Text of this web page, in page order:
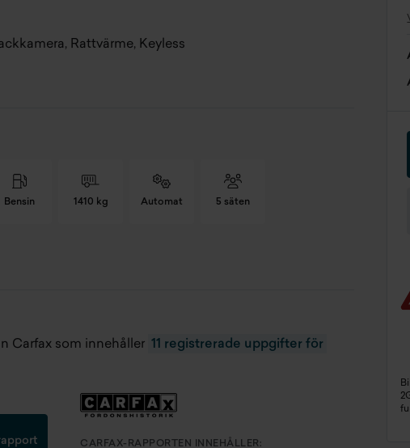
Rattvärme, Keyless
Bensin 1410 kg Automat 5 säten
mil
Antal säten
Registreringsdatum
Carfax som innehåller 11 registrerade uppgifter för
CARFAX-RAPPORTEN INNEHÅLLER: